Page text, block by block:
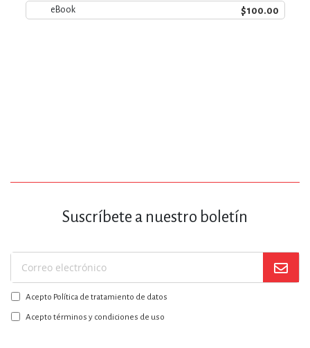
eBook $100.00
Suscríbete a nuestro boletín
Suscríbase
a
nuestro
boletín:
Acepto Política de tratamiento de datos
Acepto términos y condiciones de uso